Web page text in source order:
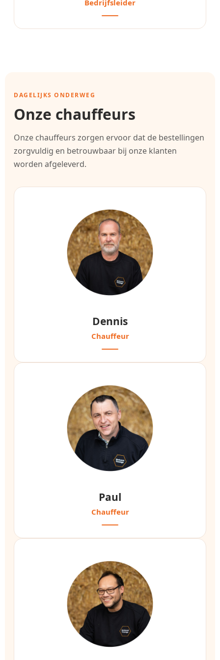
Bedrijfsleider
DAGELIJKS ONDERWEG
Onze chauffeurs
Onze chauffeurs zorgen ervoor dat de bestellingen
zorgvuldig en betrouwbaar bij onze klanten
worden afgeleverd.
Dennis
Chauffeur
Paul
Chauffeur